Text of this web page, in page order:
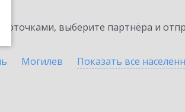
выберите партнёра и
Могилев Показать все